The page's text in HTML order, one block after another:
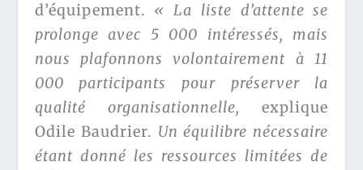
d’équipement. « La liste d’attente se
prolonge avec 5 000 intéressés, mais
nous plafonnons volontairement à 11
000 participants pour préserver la
qualité organisationnelle, explique
Odile Baudrier. Un équilibre nécessaire
étant donné les ressources limitées de